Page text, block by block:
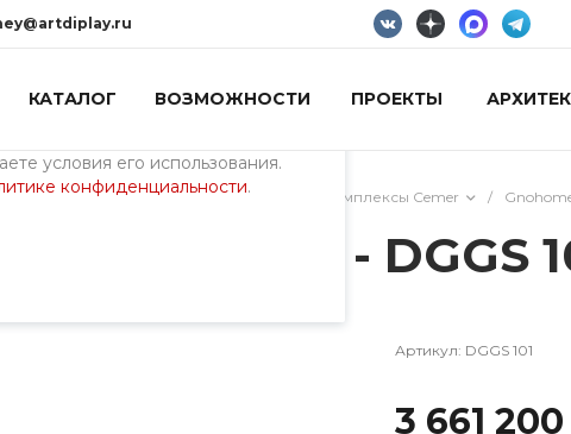
нашими специалистами и
условия его использования.
конфиденциальности.
КАТАЛОГ ВОЗМОЖНОСТИ ПРОЕКТЫ
(Турция) / Тематические игровые комплексы Cemer /
Gnohome - DGGS
Артикул: DGGS 101
3 661